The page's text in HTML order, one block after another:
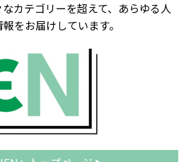
カテゴリーを超えて、あらゆる人
をお届けしています。